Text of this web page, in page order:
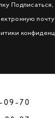
09-70